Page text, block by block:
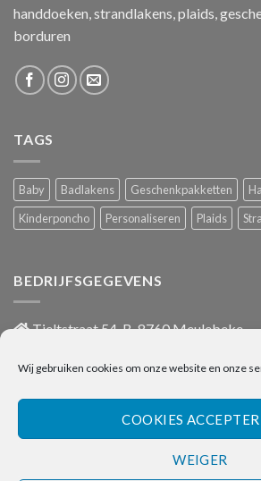
Wij gebruiken cookies om onze website en onze
COOKIES
WEIGER
handdoeken, strandlakens, plaids,
borduren
TAGS
Baby Badlakens Geschenkpakketten
Kinderponcho
Personaliseren Plaids
BEDRIJFSGEGEVENS
Tieltstraat 54, B-8760 Meulebeke
info@onlinehanddoeken.be
BTW nr.: BE0860.852.630
Visa Bancontact